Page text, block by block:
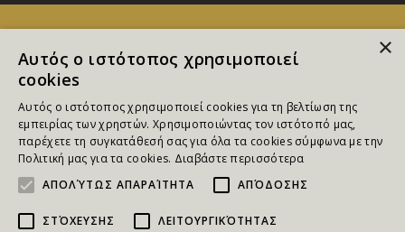
Επικοινωνία
Κ. Παλαμά 6Γ, Πυλαία, Θεσσαλονίκη
E: info@goldmall.gr
×
Αυτός ο ιστότοπος χρησιμοποιεί
cookies
Αυτός ο ιστότοπος χρησιμοποιεί cookies για τη βελτίωση της
εμπειρίας των χρηστών. Χρησιμοποιώντας τον ιστότοπό μας,
παρέχετε τη συγκατάθεσή σας για όλα τα cookies σύμφωνα με την
Πολιτική μας για τα cookies. Διαβάστε περισσότερα
ΑΠΟΛΎΤΩΣ ΑΠΑΡΑΊΤΗΤΑ
ΑΠΌΔΟΣΗΣ
ΣΤΌΧΕΥΣΗΣ ΛΕΙΤΟΥΡΓΙΚΌΤΗΤΑΣ